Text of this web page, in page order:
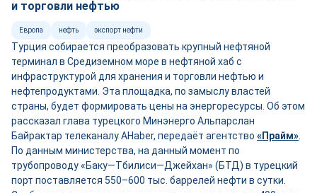
и торговли нефтью
Европа нефть экспорт нефти
Турция собирается преобразовать крупный нефтяной
терминал в Средиземном море в нефтяной хаб с
инфраструктурой для хранения и торговли нефтью и
нефтепродуктами. Эта площадка, по замыслу властей
страны, будет формировать цены на энергоресурсы. Об этом
рассказал глава турецкого Минэнерго Альпарслан
Байрактар телеканалу AHaber, передаёт агентство «Прайм»
По данным министерства, на данный момент по
трубопроводу «Баку—Тбилиси—Джейхан» (БТД) в турецкий
порт поставляется 550–600 тыс. баррелей нефти в сутки.